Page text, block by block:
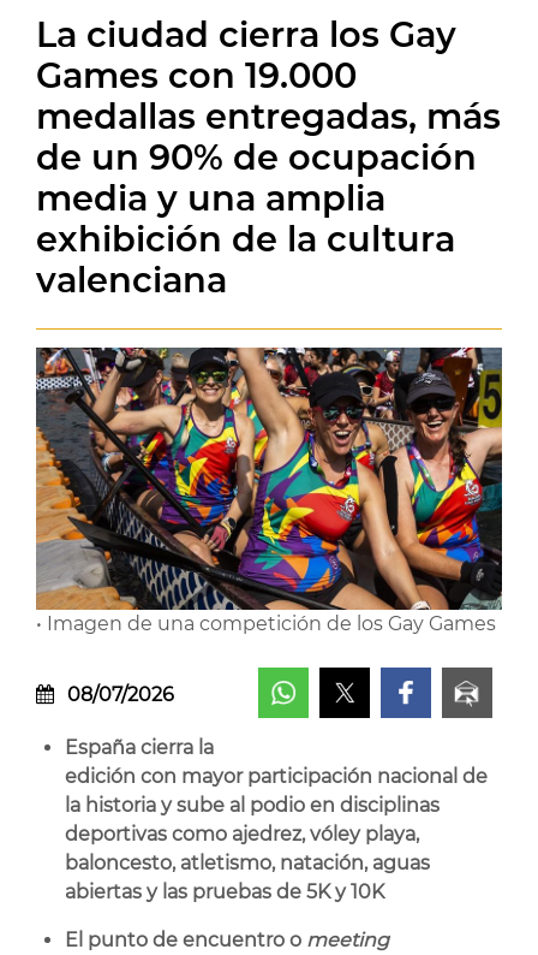
La ciudad cierra los Gay
Games con 19.000
medallas entregadas, más
de un 90% de ocupación
media y una amplia
exhibición de la cultura
valenciana
• Imagen de una competición de los Gay Games
08/07/2026
España cierra la
edición con mayor participación nacional de
la historia y sube al podio en disciplinas
deportivas como ajedrez, vóley playa,
baloncesto, atletismo, natación, aguas
abiertas y las pruebas de 5K y 10K
El punto de encuentro o meeting